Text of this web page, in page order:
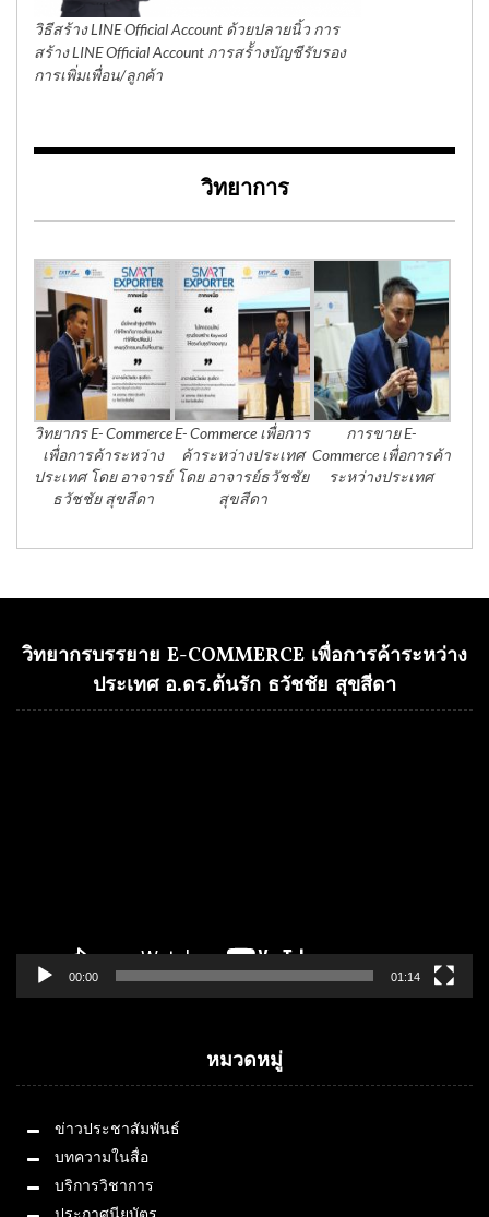
วิธีสร้าง LINE Official Account ด้วยปลายนิ้ว การ
สร้าง LINE Official Account การสร้้างบัญชีรับรอง
การเพิ่มเพื่อน/ลูกค้า
วิทยาการ
วิทยากร E- Commerce
เพื่อการค้าระหว่าง
ประเทศ โดย อาจารย์
ธวัชชัย สุขสีดา
E- Commerce เพื่อการ
ค้าระหว่างประเทศ
โดย อาจารย์ธวัชชัย
สุขสีดา
การขาย E-
Commerce เพื่อการค้า
ระหว่างประเทศ
วิทยากรบรรยาย E-COMMERCE เพื่อการค้าระหว่าง
ประเทศ อ.ดร.ต้นรัก ธวัชชัย สุขสีดา
00:00 01:14
หมวดหมู่
ข่าวประชาสัมพันธ์
บทความในสื่อ
บริการวิชาการ
ประกาศนียบัตร